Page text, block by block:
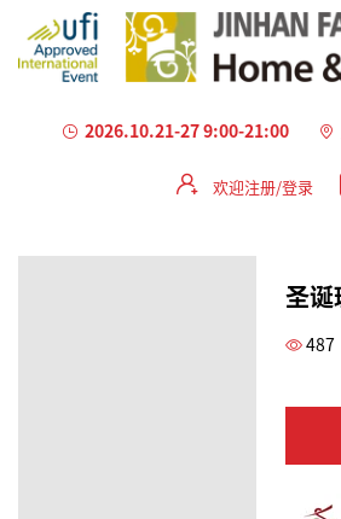
2026.10.21-27 9:00-21:00
欢迎注册/登录
圣诞
487